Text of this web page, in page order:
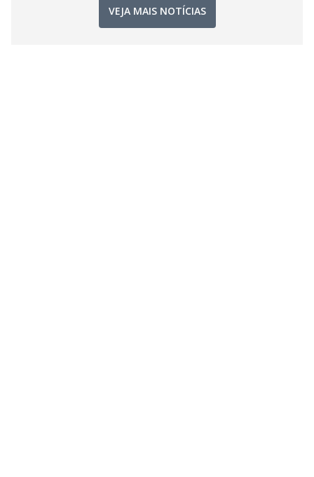
VEJA MAIS NOTÍCIAS